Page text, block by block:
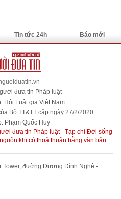
Tin tức 24h Báo mới
đưa tin Pháp luật
Hội Luật gia Việt Nam
Bộ TT&TT cấp ngày 27/2/2020
Phạm Quốc Huy
đưa tin Pháp luật - Tạp chí Đời sống
khi có thoả thuận bằng văn bản.
Tower, đường Dương Đình Nghệ -